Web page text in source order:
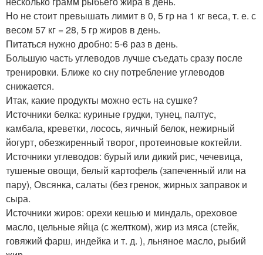
Но не стоит превышать лимит в 0, 5 гр на 1 кг веса, т. е. с
весом 57 кг = 28, 5 гр жиров в день.
Питаться нужно дробно: 5-6 раз в день.
Большую часть углеводов лучше съедать сразу после
тренировки. Ближе ко сну потребление углеводов
снижается.
Итак, какие продукты можно есть на сушке?
Источники белка: куриные грудки, тунец, палтус,
камбала, креветки, лосось, яичный белок, нежирный
йогурт, обезжиренный творог, протеиновые коктейли.
Источники углеводов: бурый или дикий рис, чечевица,
тушеные овощи, белый картофель (запеченный или на
пару), Овсянка, салаты (без гренок, жирных заправок и
сыра.
Источники жиров: орехи кешью и миндаль, ореховое
масло, цельные яйца (с желтком), жир из мяса (стейк,
говяжий фарш, индейка и т. д. ), льняное масло, рыбий